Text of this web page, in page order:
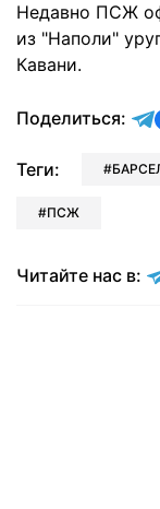
Недавно ПСЖ
из "Наполи"
Кавани.
Поделиться:
Теги:
ПСЖ
Читайте нас в: